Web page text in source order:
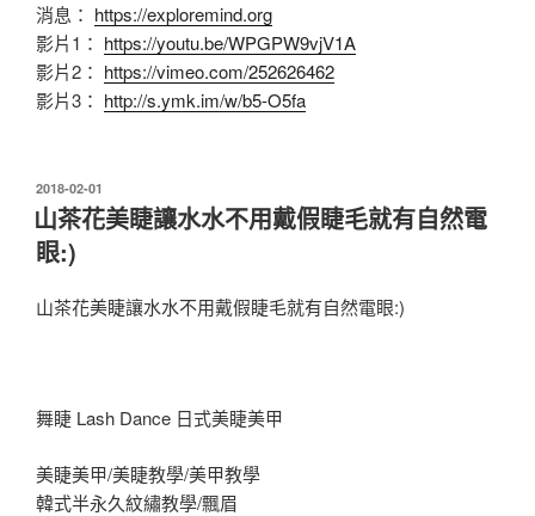
消息： https://exploremind.org
影片1： https://youtu.be/WPGPW9vjV1A
影片2： https://vimeo.com/252626462
影片3： http://s.ymk.im/w/b5-O5fa
發
佈
於
2018-02-01
山茶花美睫讓水水不用戴假睫毛就有自然電
眼:)
山茶花美睫讓水水不用戴假睫毛就有自然電眼:)
舞睫 Lash Dance 日式美睫美甲
美睫美甲/美睫教學/美甲教學
韓式半永久紋繡教學/飄眉